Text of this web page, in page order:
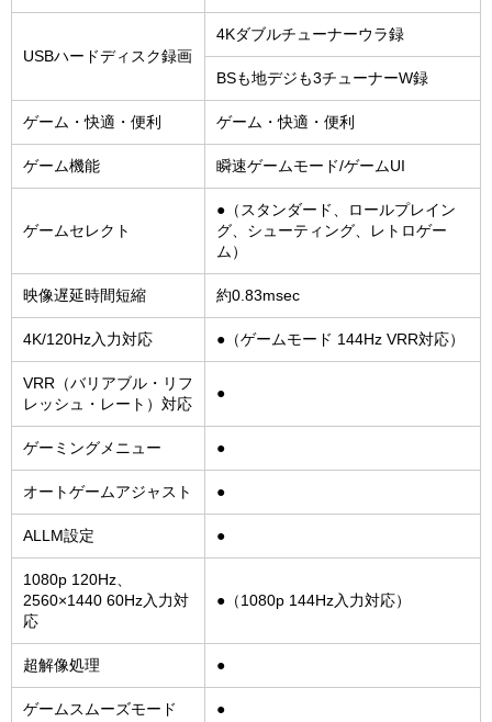
USBハードディスク録画
4Kダブルチューナーウラ録
BSも地デジも3チューナーW録
ゲーム・快適・便利 ゲーム・快適・便利
ゲーム機能 瞬速ゲームモード/ゲームUI
ゲームセレクト
●（スタンダード、ロールプレイン
グ、シューティング、レトロゲー
ム）
映像遅延時間短縮 約0.83msec
4K/120Hz入力対応 ●（ゲームモード 144Hz VRR対応）
VRR（バリアブル・リフ
レッシュ・レート）対応
●
ゲーミングメニュー ●
オートゲームアジャスト ●
ALLM設定 ●
1080p 120Hz、
2560×1440 60Hz入力対
応
●（1080p 144Hz入力対応）
超解像処理 ●
ゲームスムーズモード ●